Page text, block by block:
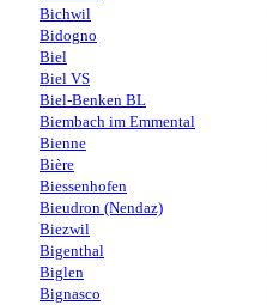
Bichwil
Bidogno
Biel
Biel VS
Biel-Benken BL
Biembach im Emmental
Bienne
Bière
Biessenhofen
Bieudron (Nendaz)
Biezwil
Bigenthal
Biglen
Bignasco